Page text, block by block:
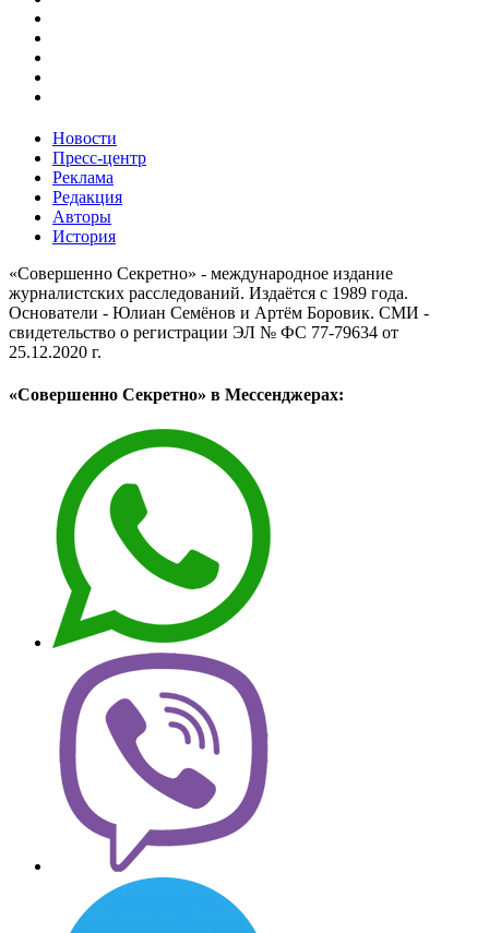
Новости
Пресс-центр
Реклама
Редакция
Авторы
История
«Совершенно Секретно» - международное издание
журналистских расследований. Издаётся с 1989 года.
Основатели - Юлиан Семёнов и Артём Боровик. CМИ -
свидетельство о регистрации ЭЛ № ФС 77-79634 от
25.12.2020 г.
«Совершенно Секретно» в Мессенджерах: